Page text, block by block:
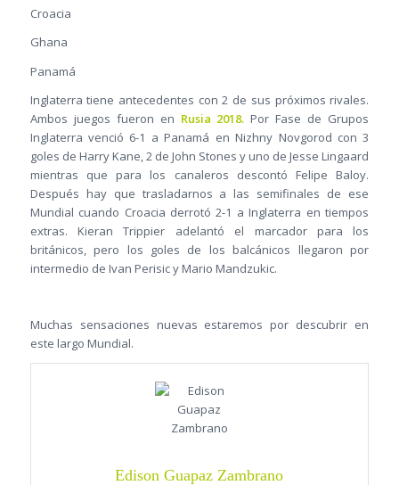
Croacia
Ghana
Panamá
Inglaterra tiene antecedentes con 2 de sus próximos rivales.
Ambos juegos fueron en Rusia 2018. Por Fase de Grupos
Inglaterra venció 6-1 a Panamá en Nizhny Novgorod con 3
goles de Harry Kane, 2 de John Stones y uno de Jesse Lingaard
mientras que para los canaleros descontó Felipe Baloy.
Después hay que trasladarnos a las semifinales de ese
Mundial cuando Croacia derrotó 2-1 a Inglaterra en tiempos
extras. Kieran Trippier adelantó el marcador para los
británicos, pero los goles de los balcánicos llegaron por
intermedio de Ivan Perisic y Mario Mandzukic.
Muchas sensaciones nuevas estaremos por descubrir en
este largo Mundial.
Edison Guapaz Zambrano